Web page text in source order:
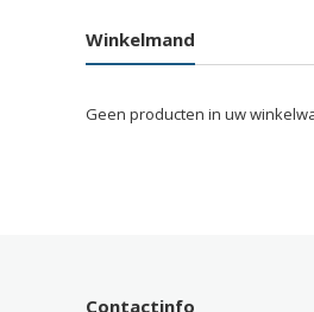
Winkelmand
Geen producten in uw
Contactinfo